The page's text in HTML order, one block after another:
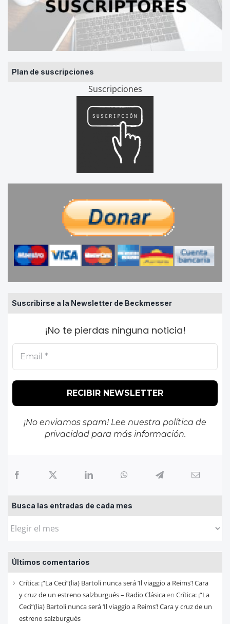
Plan de suscripciones
Suscripciones
Suscribirse a la Newsletter de Beckmesser
¡No te pierdas ninguna noticia!
¡No enviamos spam! Lee nuestra política de
privacidadpara más información.
Busca las entradas de cada mes
Busca
entradas
de
cada
mes
Últimos comentarios
Crítica: ¡“La Ceci”(lia) Bartoli nunca será ‘Il viaggio a Reims’! Cara
y cruz de un estreno salzburgués – Radio Clásicaen Crítica: ¡“La
Ceci”(lia) Bartoli nunca será ‘Il viaggio a Reims’! Cara y cruz de un
estreno salzburgués